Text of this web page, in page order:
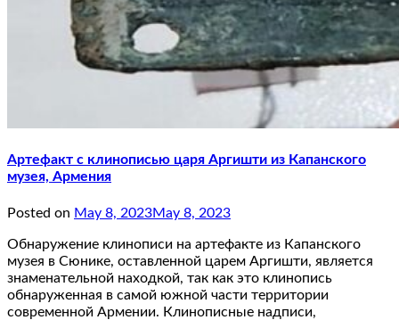
Артефакт с клинописью царя Аргишти из Капанского
музея, Армения
Posted on May 8, 2023May 8, 2023
Обнаружение клинописи на артефакте из Капанского
музея в Сюнике, оставленной царем Аргишти, является
знаменательной находкой, так как это клинопись
обнаруженная в самой южной части территории
современной Армении. Клинописные надписи,